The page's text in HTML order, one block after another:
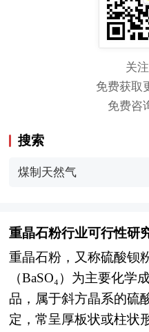
关
免费获取
免费咨
搜索
煤制天然气
重晶石粉行业可行性研
重晶石粉，又称硫酸钡
（BaSO₄）为主要化
品，属于斜方晶系的硫
定，常呈厚板状或柱状